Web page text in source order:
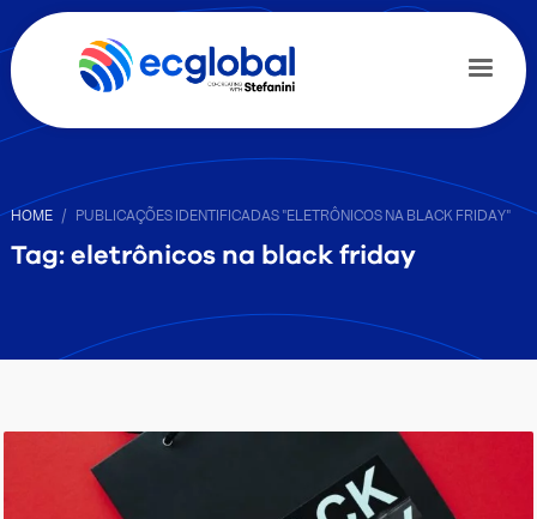
HOME PUBLICAÇÕES IDENTIFICADAS "ELETRÔNICOS NA BLACK FRIDAY"
Tag: eletrônicos na black friday